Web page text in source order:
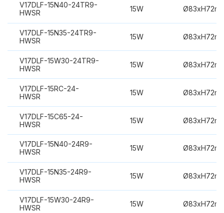
V17DLF-15N40-24TR9-
HWSR
15W
V17DLF-15N35-24TR9-
HWSR
15W
V17DLF-15W30-24TR9-
HWSR
15W
V17DLF-15RC-24-
HWSR
15W
V17DLF-15C65-24-
HWSR
15W
V17DLF-15N40-24R9-
HWSR
15W
V17DLF-15N35-24R9-
HWSR
15W
V17DLF-15W30-24R9-
HWSR
15W